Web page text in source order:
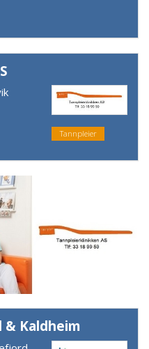
Tannpleier
Kaldheim